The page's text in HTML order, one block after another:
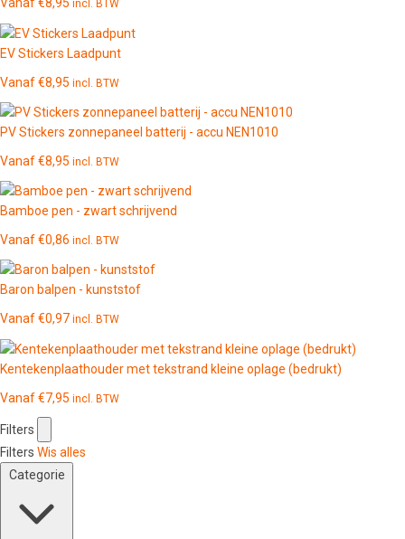
Vanaf€8,95 incl. BTW
EV Stickers Laadpunt
Vanaf€8,95 incl. BTW
PV Stickers zonnepaneel batterij - accu NEN1010
Vanaf€8,95 incl. BTW
Bamboe pen - zwart schrijvend
Vanaf€0,86 incl. BTW
Baron balpen - kunststof
Vanaf€0,97 incl. BTW
Kentekenplaathouder met tekstrand kleine oplage (bedrukt)
Vanaf€7,95 incl. BTW
Filters
Filters Wis alles
Categorie